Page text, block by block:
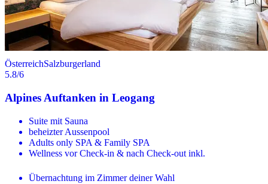
ÖsterreichSalzburgerland
5.8/6
Alpines Auftanken in Leogang
Suite mit Sauna
beheizter Aussenpool
Adults only SPA & Family SPA
Wellness vor Check-in & nach Check-out inkl.
Übernachtung im Zimmer deiner Wahl